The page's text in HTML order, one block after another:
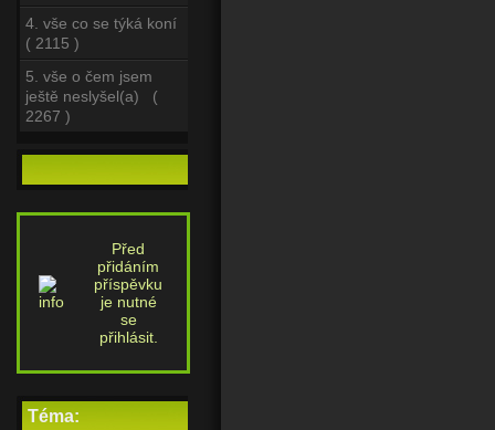
4. vše co se týká koní
( 2115 )
5. vše o čem jsem
ještě neslyšel(a) (
2267 )
Před
přidáním
příspěvku
je nutné
se
přihlásit.
Téma: